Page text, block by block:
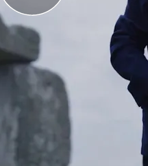
grandes misterios de la
continúa siendo,
5.000
no resuelto.